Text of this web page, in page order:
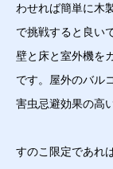
わせれば簡単に木
で挑戦すると良い
壁と床と室外機を
です。屋外のバル
害虫忌避効果の高
すのこ限定であれ